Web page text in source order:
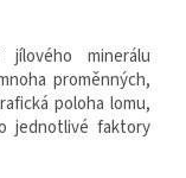
minerálu
proměnných,
poloha lomu,
jednotlivé faktory